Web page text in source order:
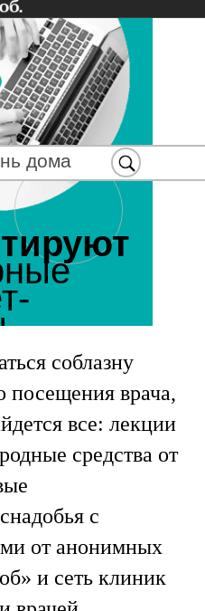
дома
соблазну
посещения врача,
все: лекции
средства от
с
от анонимных
и сеть клиник